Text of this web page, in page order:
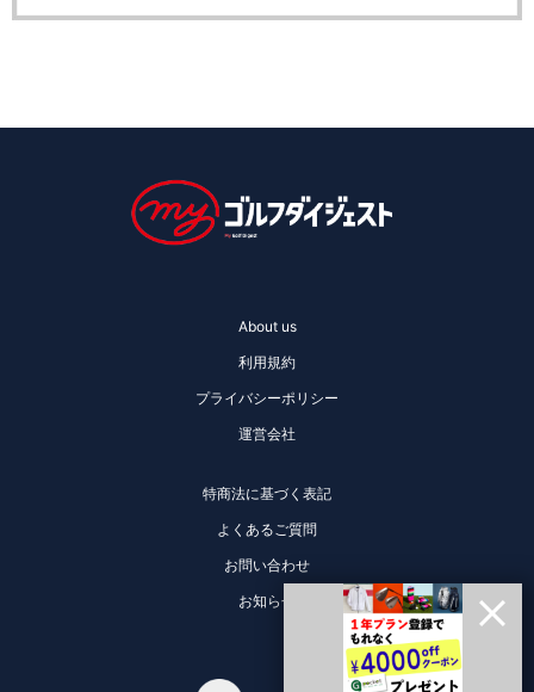
About us
利用規約
プライバシーポリシー
運営会社
特商法に基づく表記
よくあるご質問
お問い合わせ
お知らせ